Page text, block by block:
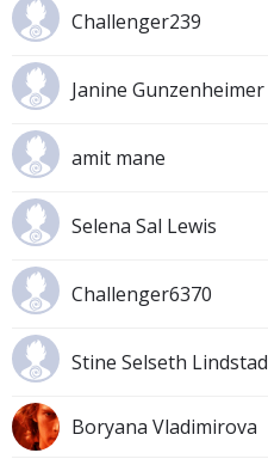
Challenger239
Janine Gunzenheimer
amit mane
Selena Sal Lewis
Challenger6370
Stine Selseth Lindstad
Boryana Vladimirova